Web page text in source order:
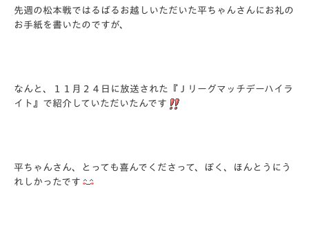
先週の松本戦ではるばるお越しいただいた平ちゃんさんにお礼の
お手紙を書いたのですが、
なんと、１１月２４日に放送された『Ｊリーグマッチデーハイラ
イト』で紹介していただいたんです
平ちゃんさん、とっても喜んでくださって、ぼく、ほんとうにう
れしかったです